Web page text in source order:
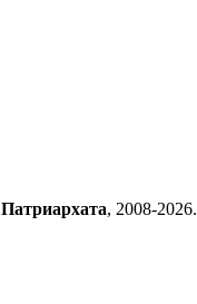
, 2008-2026.